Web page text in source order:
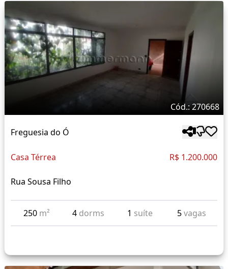
Cód.: 270668
Freguesia do Ó
Casa Térrea R$ 1.200.000
Rua Sousa Filho
250 m² 4 dorms 1 suíte 5vagas